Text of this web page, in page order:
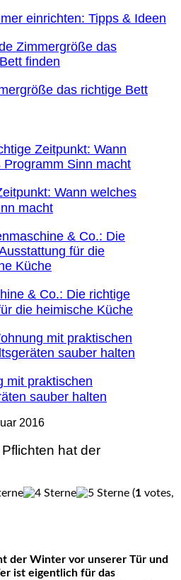
einrichten: Tipps & Ideen
das richtige Bett
Wann welches
macht
& Co.: Die richtige
die heimische Küche
mit praktischen
sauber halten
2016
hat der
(1 votes,
ist eigentlich für das